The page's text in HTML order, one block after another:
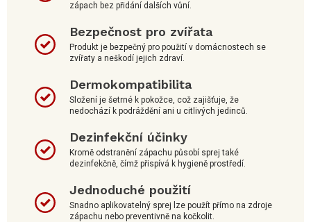
zápach bez přidání dalších vůní.
Bezpečnost pro zvířata
Produkt je bezpečný pro použití v domácnostech se
zvířaty a neškodí jejich zdraví.
Dermokompatibilita
Složení je šetrné k pokožce, což zajišťuje, že
nedochází k podráždění ani u citlivých jedinců.
Dezinfekční účinky
Kromě odstranění zápachu působí sprej také
dezinfekčně, čímž přispívá k hygieně prostředí.
Jednoduché použití
Snadno aplikovatelný sprej lze použít přímo na zdroje
zápachu nebo preventivně na kočkolit.